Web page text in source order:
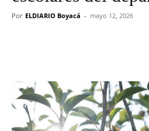
Por ELDIARIO Boyacá - mayo 12, 2026